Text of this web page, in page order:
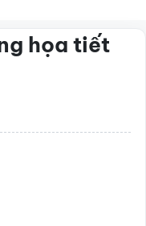
họa tiết